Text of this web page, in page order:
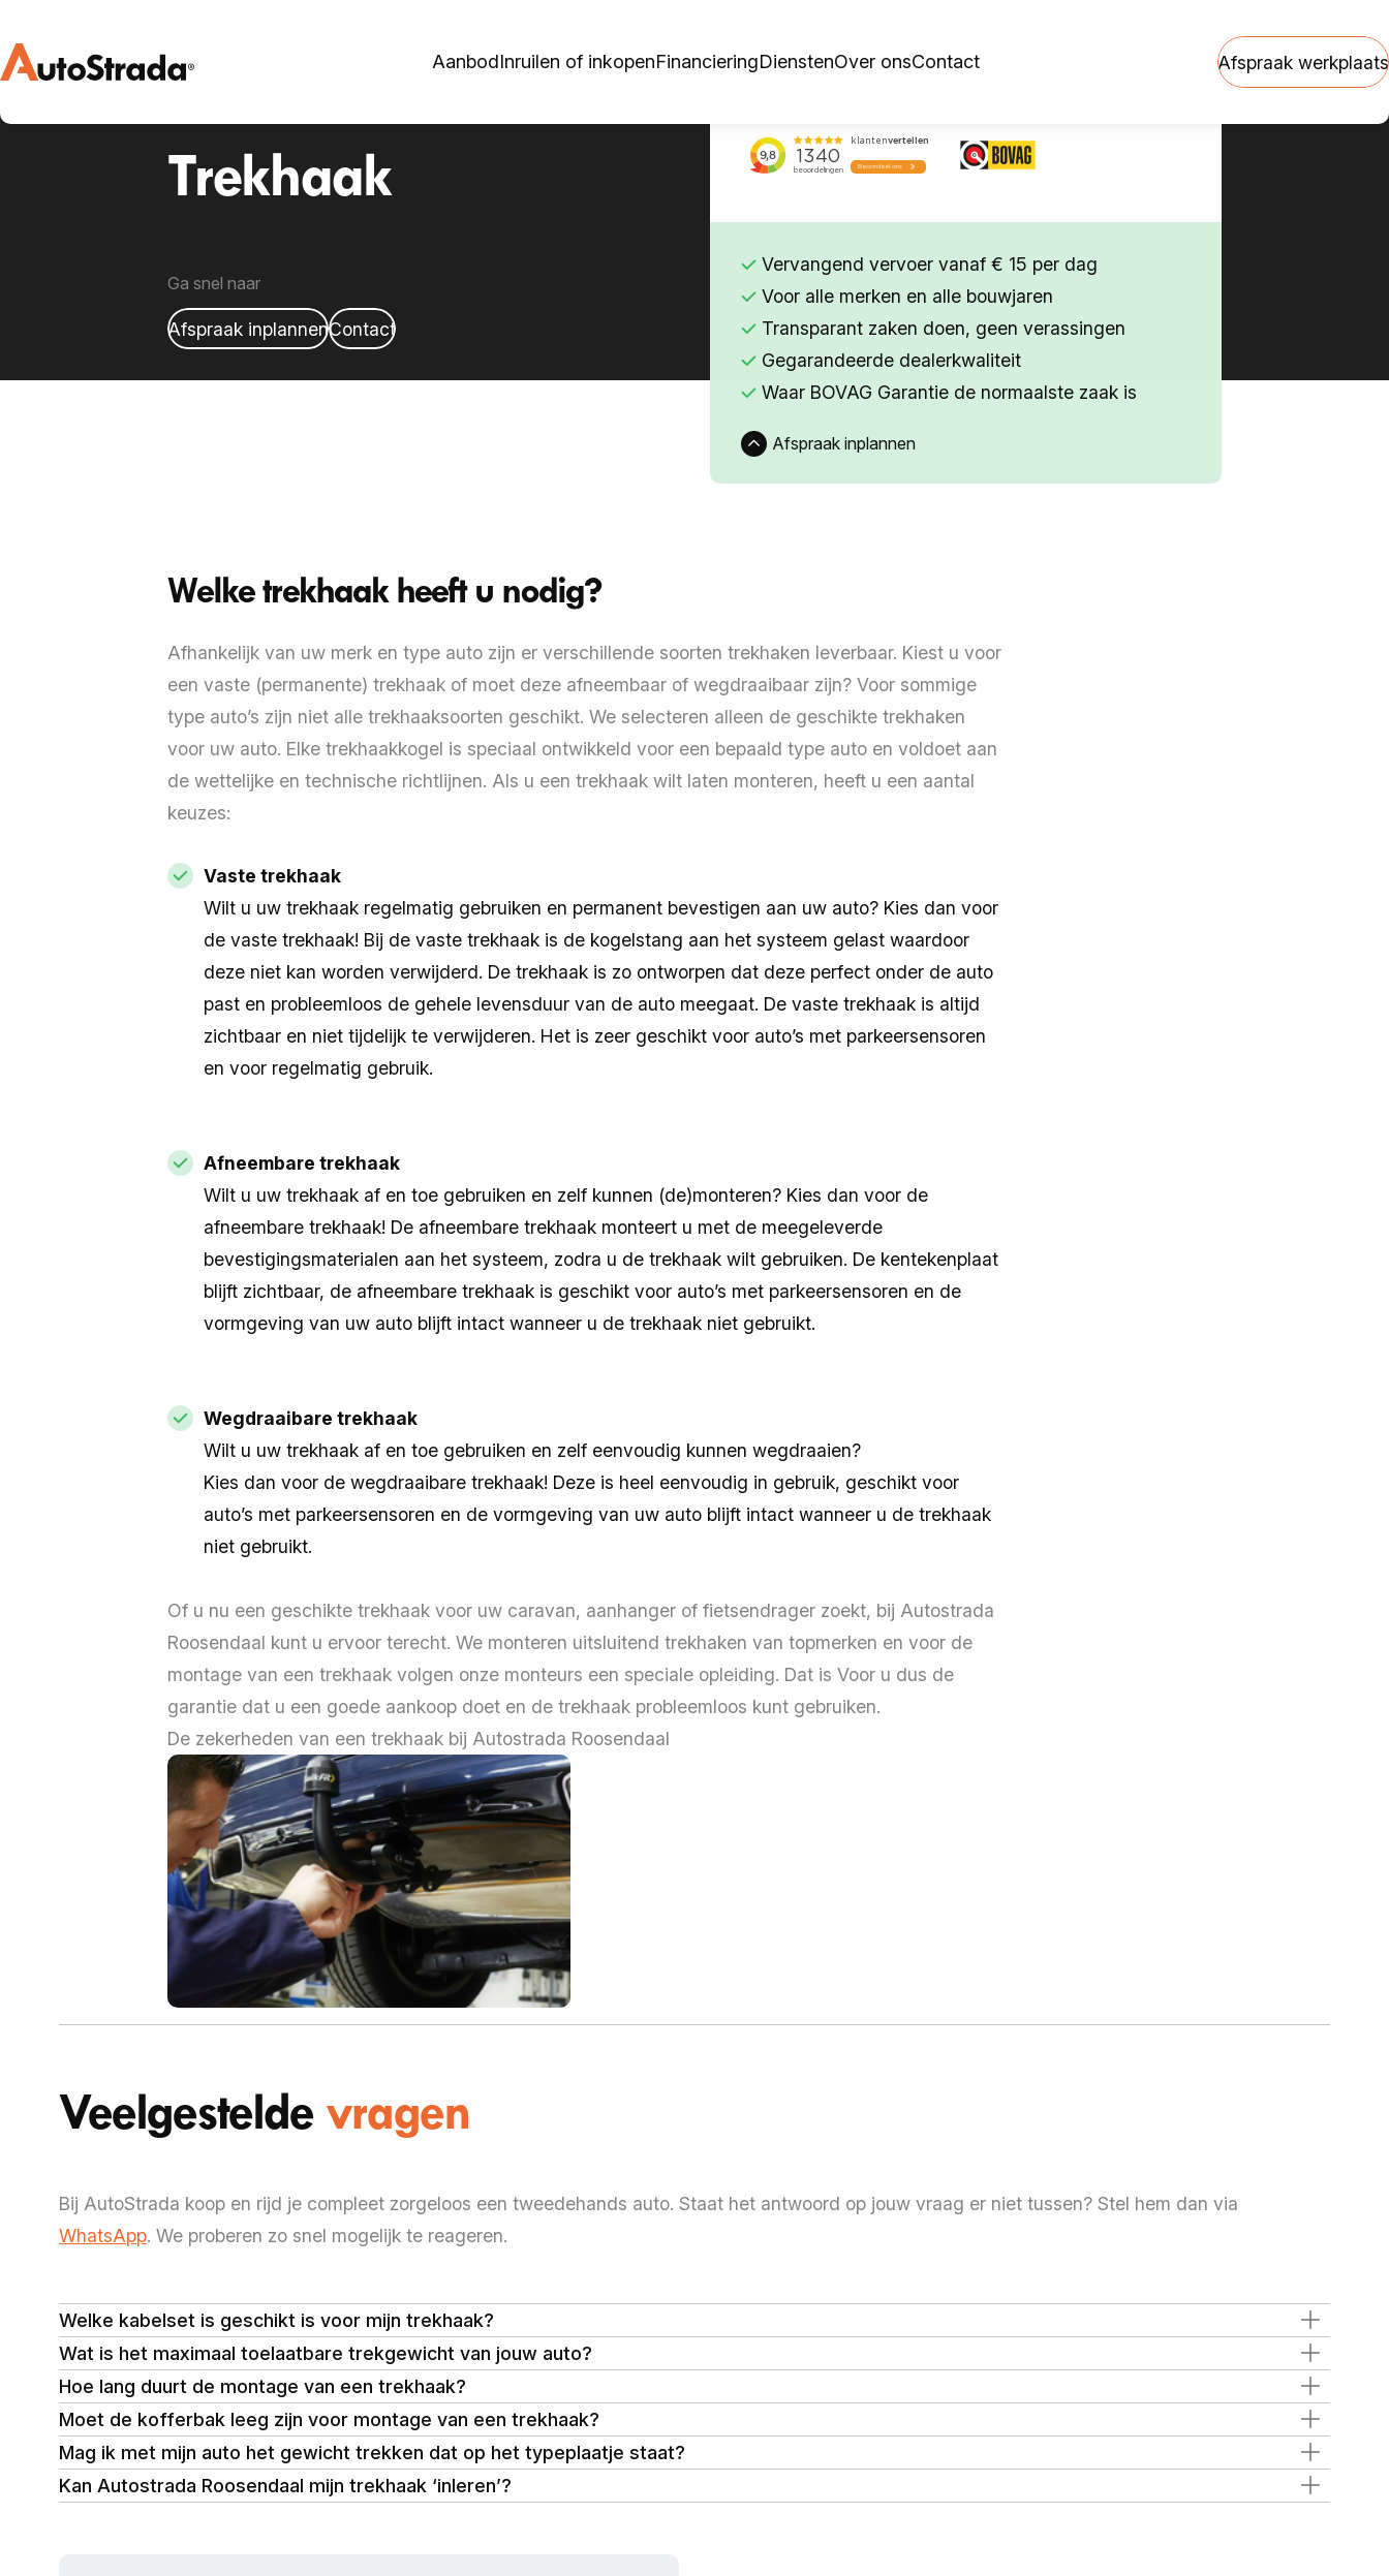
AanbodInruilen of inkopenFinancieringDienstenOver onsContact Afspraak werkplaats
Inruilwaarde
Persoonlijke gegevens
Aanvraag voltooien
Autogegevens
We stellen u een aantal vragen om op afstand een zo nauwkeurig mogelijk beeld te krijgen van de staat van uw
auto. Zorg ervoor dat u minimaal negen duidelijke foto’s van zowel het interieur als het exterieur, inclusief eventuele
schades, gereed hebt. Deze kunt u uploaden in stap 2. Zodra alle benodigde informatie en scherpe foto’s zijn
Trekhaak
Ga snel naar
Afspraak inplannenContact
Vervangend vervoer vanaf € 15 per dag
Voor alle merken en alle bouwjaren
Transparant zaken doen, geen verassingen
Gegarandeerde dealerkwaliteit
Waar BOVAG Garantie de normaalste zaak is
Afspraak inplannen
Welke trekhaak heeft u nodig?
Afhankelijk van uw merk en type auto zijn er verschillende soorten trekhaken leverbaar. Kiest u voor
een vaste (permanente) trekhaak of moet deze afneembaar of wegdraaibaar zijn? Voor sommige
type auto’s zijn niet alle trekhaaksoorten geschikt. We selecteren alleen de geschikte trekhaken
voor uw auto. Elke trekhaakkogel is speciaal ontwikkeld voor een bepaald type auto en voldoet aan
de wettelijke en technische richtlijnen. Als u een trekhaak wilt laten monteren, heeft u een aantal
keuzes:
Vaste trekhaak
Wilt u uw trekhaak regelmatig gebruiken en permanent bevestigen aan uw auto? Kies dan voor
de vaste trekhaak! Bij de vaste trekhaak is de kogelstang aan het systeem gelast waardoor
deze niet kan worden verwijderd. De trekhaak is zo ontworpen dat deze perfect onder de auto
past en probleemloos de gehele levensduur van de auto meegaat. De vaste trekhaak is altijd
zichtbaar en niet tijdelijk te verwijderen. Het is zeer geschikt voor auto’s met parkeersensoren
en voor regelmatig gebruik.
Afneembare trekhaak
Wilt u uw trekhaak af en toe gebruiken en zelf kunnen (de)monteren? Kies dan voor de
afneembare trekhaak! De afneembare trekhaak monteert u met de meegeleverde
bevestigingsmaterialen aan het systeem, zodra u de trekhaak wilt gebruiken. De kentekenplaat
blijft zichtbaar, de afneembare trekhaak is geschikt voor auto’s met parkeersensoren en de
vormgeving van uw auto blijft intact wanneer u de trekhaak niet gebruikt.
Wegdraaibare trekhaak
Wilt u uw trekhaak af en toe gebruiken en zelf eenvoudig kunnen wegdraaien?
Kies dan voor de wegdraaibare trekhaak! Deze is heel eenvoudig in gebruik, geschikt voor
auto’s met parkeersensoren en de vormgeving van uw auto blijft intact wanneer u de trekhaak
niet gebruikt.
Of u nu een geschikte trekhaak voor uw caravan, aanhanger of fietsendrager zoekt, bij Autostrada
Roosendaal kunt u ervoor terecht. We monteren uitsluitend trekhaken van topmerken en voor de
montage van een trekhaak volgen onze monteurs een speciale opleiding. Dat is Voor u dus de
garantie dat u een goede aankoop doet en de trekhaak probleemloos kunt gebruiken.
De zekerheden van een trekhaak bij Autostrada Roosendaal
Veelgestelde vragen
Bij AutoStrada koop en rijd je compleet zorgeloos een tweedehands auto. Staat het antwoord op jouw vraag er niet tussen? Stel hem dan via
WhatsApp. We proberen zo snel mogelijk te reageren.
Welke kabelset is geschikt is voor mijn trekhaak?
Wat is het maximaal toelaatbare trekgewicht van jouw auto?
Hoe lang duurt de montage van een trekhaak?
Moet de kofferbak leeg zijn voor montage van een trekhaak?
Mag ik met mijn auto het gewicht trekken dat op het typeplaatje staat?
Kan Autostrada Roosendaal mijn trekhaak ‘inleren’?